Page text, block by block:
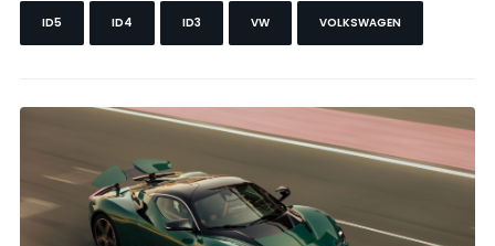
ID5 ID4 ID3 VW VOLKSWAGEN